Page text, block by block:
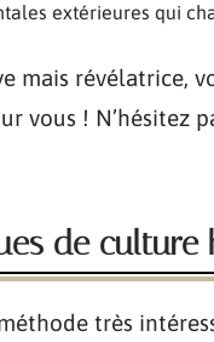
extérieures qui
mais révélatrice,
vous ! N’hésitez
de
très